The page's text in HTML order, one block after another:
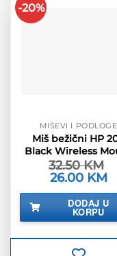
-20%
MIŠEVI I PODLOGE
Miš bežični HP
Black Wireless
32.50KM
Izvorna
cijena
bila
32.50 KM.
26.00 KM
je:
DODAJ U
KORPU